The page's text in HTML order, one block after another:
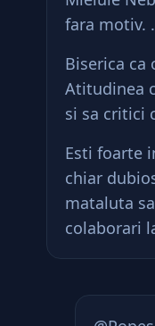
fara motiv. .
Biserica ca
Atitudinea
si sa critici
Esti foarte
chiar
mataluta
colaborari